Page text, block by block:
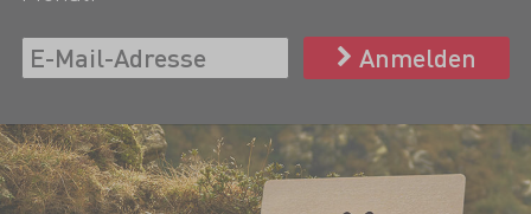
Anmelden